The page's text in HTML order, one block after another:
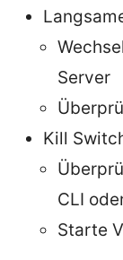
Server
Kill
CLI
Starte